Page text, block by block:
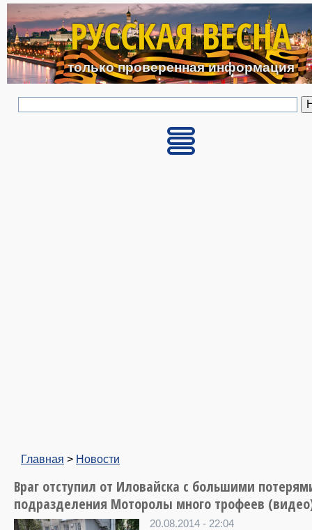
Перейти к основному
РУССКАЯ ВЕСНА
только проверенная информация
Главная > Новости
Враг отступил от Иловайска с большими
подразделения Моторолы много трофеев
20.08.2014 - 22:04